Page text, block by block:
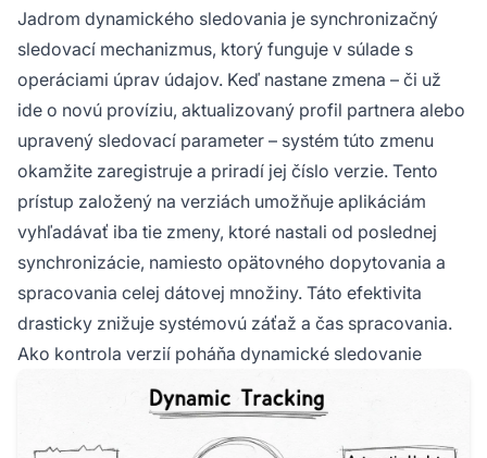
Jadrom dynamického sledovania je synchronizačný
sledovací mechanizmus, ktorý funguje v súlade s
operáciami úprav údajov. Keď nastane zmena – či už
ide o novú províziu, aktualizovaný profil partnera alebo
upravený sledovací parameter – systém túto zmenu
okamžite zaregistruje a priradí jej číslo verzie. Tento
prístup založený na verziách umožňuje aplikáciám
vyhľadávať iba tie zmeny, ktoré nastali od poslednej
synchronizácie, namiesto opätovného dopytovania a
spracovania celej dátovej množiny. Táto efektivita
drasticky znižuje systémovú záťaž a čas spracovania.
Ako kontrola verzií poháňa dynamické sledovanie